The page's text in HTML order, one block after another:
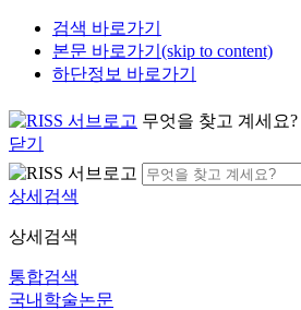
검색 바로가기
본문 바로가기(skip to content)
하단정보 바로가기
무엇을 찾고 계세요?
닫기
상세검색
상세검색
통합검색
국내학술논문